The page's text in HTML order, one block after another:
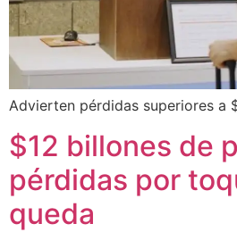
Advierten pérdidas superiores a
$12 billones de
pérdidas por
queda